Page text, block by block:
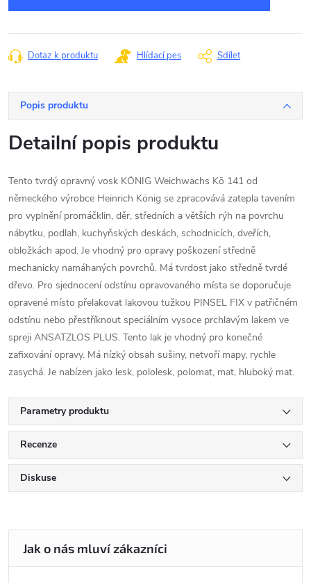
Dotaz k produktu Hlídací pes Sdílet
Popis produktu
Detailní popis produktu
Tento tvrdý opravný vosk KÖNIG Weichwachs Kö 141 od
německého výrobce Heinrich König se zpracovává zatepla tavením
pro vyplnění promáčklin, děr, středních a větších rýh na povrchu
nábytku, podlah, kuchyňských deskách, schodnicích, dveřích,
obložkách apod. Je vhodný pro opravy poškození středně
mechanicky namáhaných povrchů. Má tvrdost jako středně tvrdé
dřevo. Pro sjednocení odstínu opravovaného místa se doporučuje
opravené místo přelakovat lakovou tužkou PINSEL FIX v patřičném
odstínu nebo přestříknout speciálním vysoce prchlavým lakem ve
spreji ANSATZLOS PLUS. Tento lak je vhodný pro konečné
zafixování opravy. Má nízký obsah sušiny, netvoří mapy, rychle
zasychá. Je nabízen jako lesk, pololesk, polomat, mat, hluboký mat.
Parametry produktu
Recenze
Diskuse